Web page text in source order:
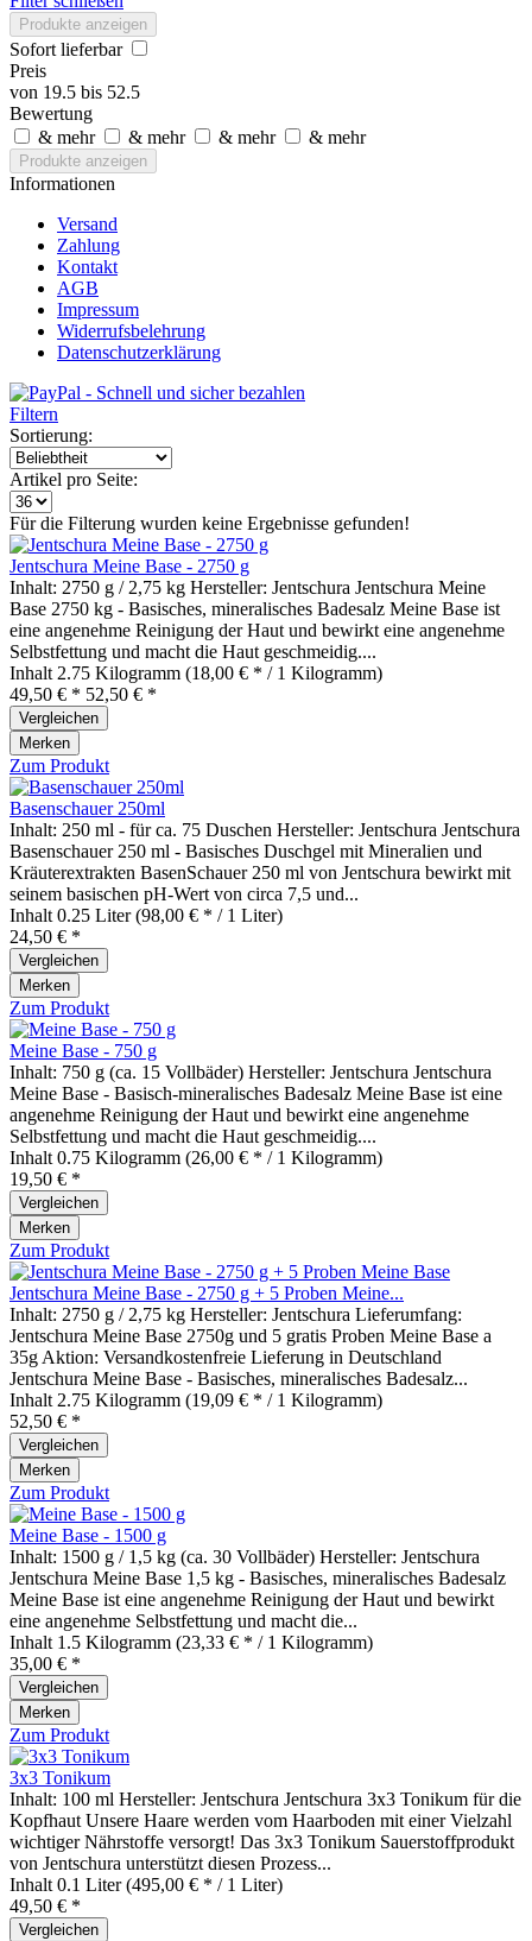
Produkte anzeigen
Sofort lieferbar
Preis
von 19.5 bis 52.5
Bewertung
& mehr
& mehr & mehr & mehr
Produkte anzeigen
Informationen
Versand
Zahlung
Kontakt
AGB
Impressum
Widerrufsbelehrung
Datenschutzerklärung
Filtern
Sortierung:
Artikel pro Seite:
Für die Filterung wurden keine Ergebnisse gefunden!
Jentschura Meine Base - 2750 g
Inhalt: 2750 g / 2,75 kg Hersteller: Jentschura Jentschura Meine
Base 2750 kg - Basisches, mineralisches Badesalz Meine Base ist
eine angenehme Reinigung der Haut und bewirkt eine angenehme
Selbstfettung und macht die Haut geschmeidig....
Inhalt 2.75 Kilogramm (18,00 € * / 1 Kilogramm)
49,50 € * 52,50 € *
Vergleichen
Merken
Zum Produkt
Basenschauer 250ml
Inhalt: 250 ml - für ca. 75 Duschen Hersteller: Jentschura Jentschura
Basenschauer 250 ml - Basisches Duschgel mit Mineralien und
Kräuterextrakten BasenSchauer 250 ml von Jentschura bewirkt mit
seinem basischen pH-Wert von circa 7,5 und...
Inhalt 0.25 Liter(98,00 € * / 1 Liter)
24,50 € *
Vergleichen
Merken
Zum Produkt
Meine Base - 750 g
Inhalt: 750 g (ca. 15 Vollbäder) Hersteller: Jentschura Jentschura
Meine Base - Basisch-mineralisches Badesalz Meine Base ist eine
angenehme Reinigung der Haut und bewirkt eine angenehme
Selbstfettung und macht die Haut geschmeidig....
Inhalt 0.75 Kilogramm (26,00 € * / 1 Kilogramm)
19,50 € *
Vergleichen
Merken
Zum Produkt
Jentschura Meine Base - 2750 g + 5 Proben Meine...
Inhalt: 2750 g / 2,75 kg Hersteller: Jentschura Lieferumfang:
Jentschura Meine Base 2750g und 5 gratis Proben Meine Base a
35g Aktion: Versandkostenfreie Lieferung in Deutschland
Jentschura Meine Base - Basisches, mineralisches Badesalz...
Inhalt 2.75 Kilogramm (19,09 € * / 1 Kilogramm)
52,50 € *
Vergleichen
Merken
Zum Produkt
Meine Base - 1500 g
Inhalt: 1500 g / 1,5 kg (ca. 30 Vollbäder) Hersteller: Jentschura
Jentschura Meine Base 1,5 kg - Basisches, mineralisches Badesalz
Meine Base ist eine angenehme Reinigung der Haut und bewirkt
eine angenehme Selbstfettung und macht die...
Inhalt 1.5 Kilogramm (23,33 € * / 1 Kilogramm)
35,00 € *
Vergleichen
Merken
Zum Produkt
3x3 Tonikum
Inhalt: 100 ml Hersteller: Jentschura Jentschura 3x3 Tonikum für die
Kopfhaut Unsere Haare werden vom Haarboden mit einer Vielzahl
wichtiger Nährstoffe versorgt! Das 3x3 Tonikum Sauerstoffprodukt
von Jentschura unterstützt diesen Prozess...
Inhalt 0.1 Liter(495,00 € * / 1 Liter)
49,50 € *
Vergleichen